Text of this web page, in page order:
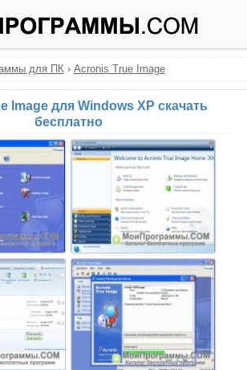
для ПК› Acronis True Image
Image для Windows XP скачать
бесплатно